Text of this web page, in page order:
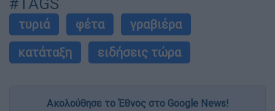
τυριά φέτα
γραβιέρα
κατάταξη
ειδήσεις τώρα
Ακολούθησε το Έθνος στο Google News!